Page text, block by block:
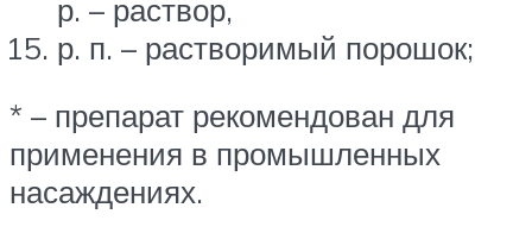
р. – раствор,
р. п. – растворимый порошок;
* – препарат рекомендован для
применения в промышленных
насаждениях.